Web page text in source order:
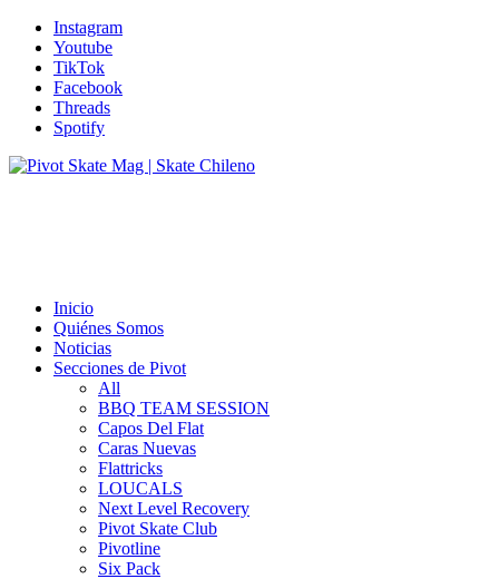
Instagram
Youtube
TikTok
Facebook
Threads
Spotify
Inicio
Quiénes Somos
Noticias
Secciones de Pivot
All
BBQ TEAM SESSION
Capos Del Flat
Caras Nuevas
Flattricks
LOUCALS
Next Level Recovery
Pivot Skate Club
Pivotline
Six Pack